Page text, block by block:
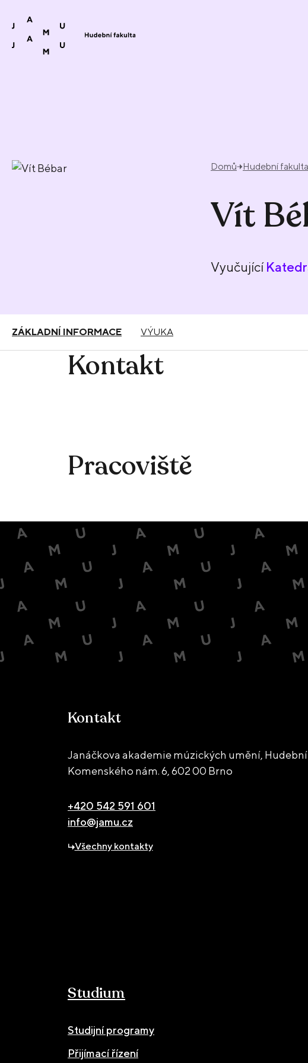
Domů Hudební fakulta
Vít
Vyučující
ZÁKLADNÍ INFORMACE VÝUKA
Kontakt
Pracoviště
Kontakt
Janáčkova akademie múzických umění,
Komenského nám. 6,602 00 Brno
+420 542 591 601
info@jamu.cz
Všechny kontakty
Studium
Studijní programy
Přijímací řízení